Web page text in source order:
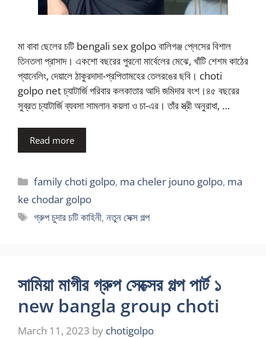
মা বাবা ছেলের চটি bengali sex golpo বালিগঞ্জ প্লেসের বিশাল
তিনতলা প্রাসাদ। একশো বছরের পুরনো মার্বেলের মেঝে, খাঁটি শেশম কাঠের
প্যানেলিং, দেয়ালে ঠাকুরদাদা-প্রপিতামহের তেলরঙের ছবি। choti
golpo net চ্যাটার্জি পরিবার কলকাতার আদি জমিদার বংশ।৪৫ বছরের
সুব্রত চ্যাটার্জি ব্যবসা সামলান কয়লা ও চা-এর। তাঁর স্ত্রী অনুরাধা, …
Read more
Categories
family choti golpo, ma cheler jouno golpo, ma
ke chodar golpo
Tags
গ্রুপ চুদার চটি কাহিনী,নতুন সেক্স গল্প
সামিয়া মাগীর গ্রুপ সেক্সের গল্প পার্ট ১
new bangla group choti
March 11, 2023 by chotigolpo